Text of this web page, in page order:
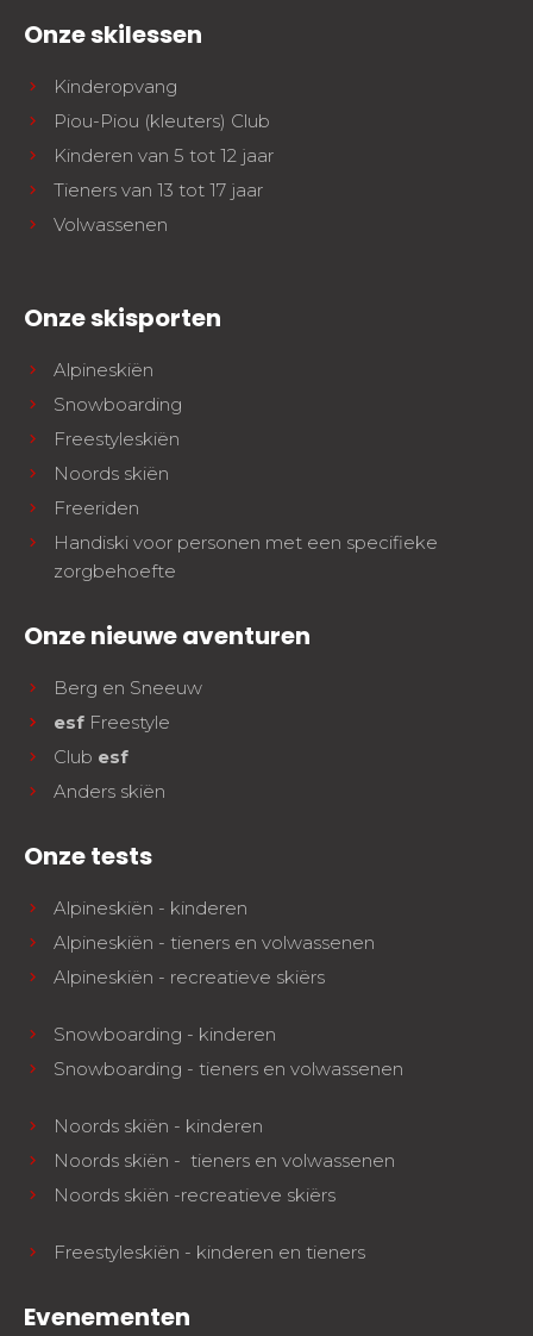
Onze skilessen
Kinderopvang
Piou-Piou (kleuters) Club
Kinderen van 5 tot 12 jaar
Tieners van 13 tot 17 jaar
Volwassenen
Onze skisporten
Alpineskiën
Snowboarding
Freestyleskiën
Noords skiën
Freeriden
Handiski voor personen met een specifieke
zorgbehoefte
Onze nieuwe aventuren
Berg en Sneeuw
esf Freestyle
Club esf
Anders skiën
Onze tests
Alpineskiën - kinderen
Alpineskiën - tieners en volwassenen
Alpineskiën - recreatieve skiërs
Snowboarding - kinderen
Snowboarding - tieners en volwassenen
Noords skiën - kinderen
Noords skiën - tieners en volwassenen
Noords skiën -recreatieve skiërs
Freestyleskiën - kinderen en tieners
Evenementen